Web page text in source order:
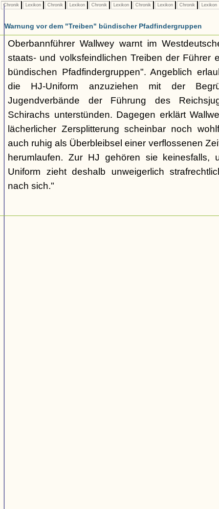
Chronik Lexikon Chronik Lexikon Chronik Lexikon Chronik Lexikon Chronik Lexikon
Warnung vor dem "Treiben" bündischer Pfadfindergruppen
Oberbannführer Wallwey warnt im
staats- und volksfeindlichen Treiben der Führer
bündischen Pfadfindergruppen". Angeblich
die HJ-Uniform anzuziehen mit der
Jugendverbände der Führung des
Schirachs unterstünden. Dagegen erklärt
lächerlicher Zersplitterung scheinbar noch
auch ruhig als Überbleibsel einer verflossenen
herumlaufen. Zur HJ gehören sie keinesfalls,
Uniform zieht deshalb unweigerlich
nach sich."